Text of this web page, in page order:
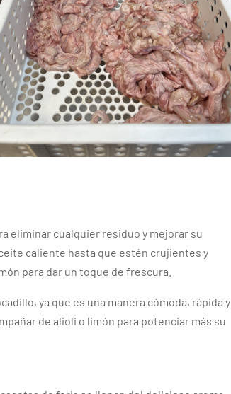
eliminar cualquier residuo y mejorar su
caliente hasta que estén crujientes y
para dar un toque de frescura.
ya que es una manera cómoda, rápida y
de alioli o limón para potenciar más su